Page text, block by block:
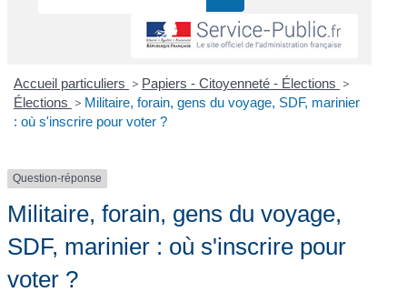
Accueil particuliers > Papiers - Citoyenneté - Élections >
Élections > Militaire, forain, gens du voyage, SDF, marinier
: où s'inscrire pour voter ?
Question-réponse
Militaire, forain, gens du voyage,
SDF, marinier : où s'inscrire pour
voter ?